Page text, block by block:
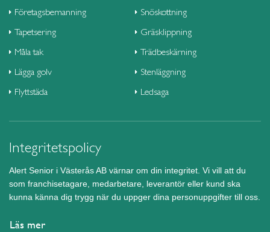
Företagsbemanning
Tapetsering
Måla tak
Lägga golv
Flyttstäda
Snöskottning
Gräsklippning
Trädbeskärning
Stenläggning
Ledsaga
Integritetspolicy
Alert Senior i Västerås AB värnar om din integritet. Vi vill att du
som franchisetagare, medarbetare, leverantör eller kund ska
kunna känna dig trygg när du uppger dina personuppgifter till oss.
Läs mer